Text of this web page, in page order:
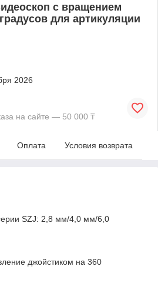
с вращением
для артикуляции
2026
на сайте — 50 000 ₸
Оплата Условия возврата
SZJ: 2,8 мм/4,0 мм/6,0
джойстиком на 360